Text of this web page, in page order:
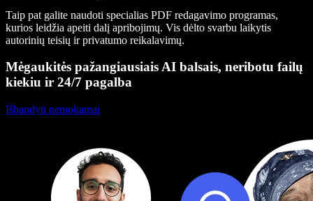
Taip pat galite naudoti specialias PDF redagavimo programas,
kurios leidžia apeiti dalį apribojimų. Vis dėlto svarbu laikytis
autorinių teisių ir privatumo reikalavimų.
Mėgaukitės pažangiausiais AI balsais, neribotu failų
kiekiu ir 24/7 pagalba
Išbandyti nemokamai